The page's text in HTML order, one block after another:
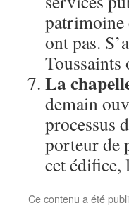
patrimoine
ont pas.
Toussaints
La
demain
processus
porteur de
cet édifice,
Ce contenu a été